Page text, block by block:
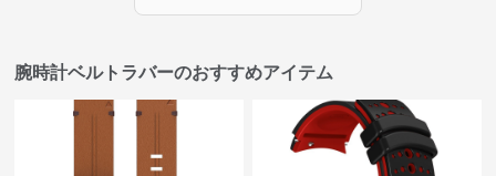
腕時計ベルトラバーのおすすめアイテム